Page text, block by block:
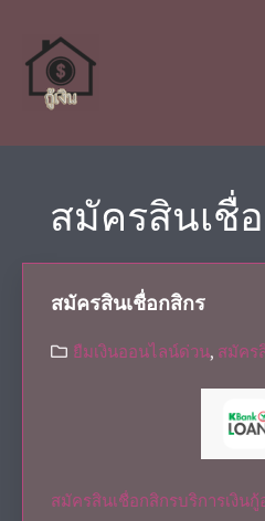
สมัครสินเชื่
สมัครสินเชื่อกสิกร
ยืมเงินออนไลน์ด่วน, สมัคร
สมัครสินเชื่อกสิกรบริการเงินกู้